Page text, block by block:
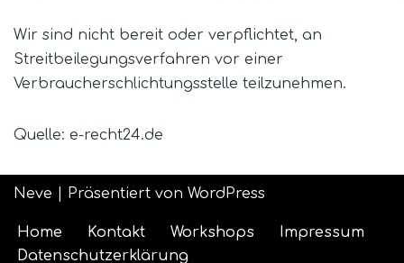
Wir sind nicht bereit oder verpflichtet, an
Streitbeilegungsverfahren vor einer
Verbraucherschlichtungsstelle teilzunehmen.
Quelle: e-recht24.de
Neve | Präsentiert von WordPress
Home Kontakt Workshops
Impressum
Datenschutzerklärung